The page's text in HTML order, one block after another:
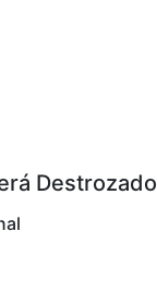
Destrozado